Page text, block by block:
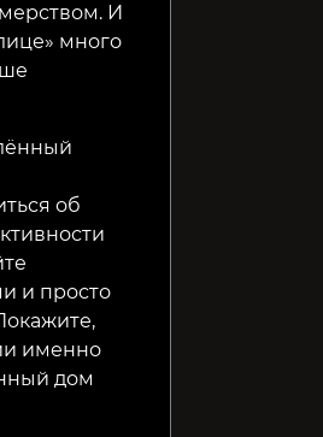
И
много
об
и просто
именно
дом